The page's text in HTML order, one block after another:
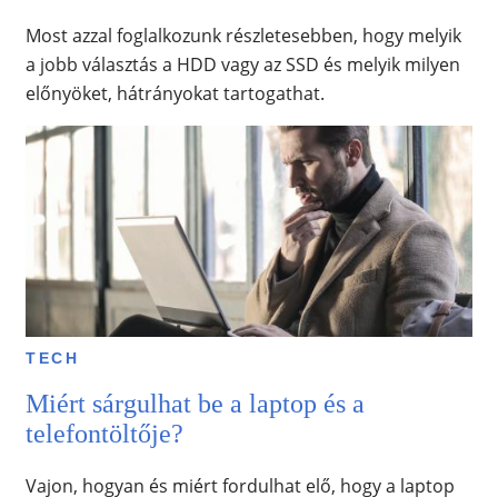
Most azzal foglalkozunk részletesebben, hogy melyik
a jobb választás a HDD vagy az SSD és melyik milyen
előnyöket, hátrányokat tartogathat.
TECH
Miért sárgulhat be a laptop és a
telefontöltője?
Vajon, hogyan és miért fordulhat elő, hogy a laptop